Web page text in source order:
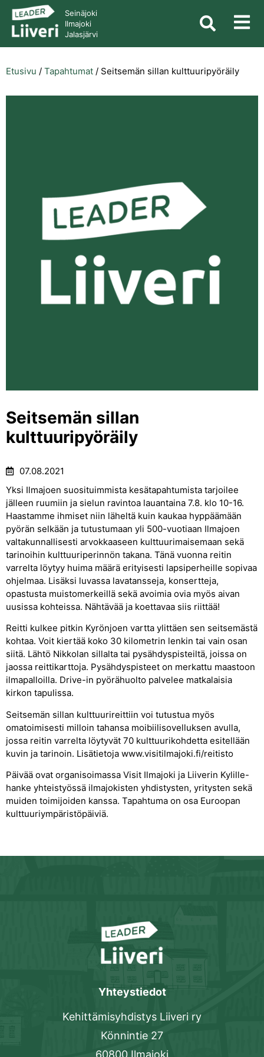
Seinäjoki
Ilmajoki
Jalasjärvi
Etusivu / Tapahtumat / Seitsemän sillan kulttuuripyöräily
Seitsemän sillan
kulttuuripyöräily
07.08.2021
Yksi Ilmajoen suosituimmista kesätapahtumista tarjoilee
jälleen ruumiin ja sielun ravintoa lauantaina 7.8. klo 10-16.
Haastamme ihmiset niin läheltä kuin kaukaa hyppäämään
pyörän selkään ja tutustumaan yli 500-vuotiaan Ilmajoen
valtakunnallisesti arvokkaaseen kulttuurimaisemaan sekä
tarinoihin kulttuuriperinnön takana. Tänä vuonna reitin
varrelta löytyy huima määrä erityisesti lapsiperheille sopivaa
ohjelmaa. Lisäksi luvassa lavatansseja, konsertteja,
opastusta muistomerkeillä sekä avoimia ovia myös aivan
uusissa kohteissa. Nähtävää ja koettavaa siis riittää!
Reitti kulkee pitkin Kyrönjoen vartta ylittäen sen seitsemästä
kohtaa. Voit kiertää koko 30 kilometrin lenkin tai vain osan
siitä. Lähtö Nikkolan sillalta tai pysähdyspisteiltä, joissa on
jaossa reittikarttoja. Pysähdyspisteet on merkattu maastoon
ilmapalloilla. Drive-in pyörähuolto palvelee matkalaisia
kirkon tapulissa.
Seitsemän sillan kulttuurireittiin voi tutustua myös
omatoimisesti milloin tahansa moibiilisovelluksen avulla,
jossa reitin varrelta löytyvät 70 kulttuurikohdetta esitellään
kuvin ja tarinoin. Lisätietoja www.visitilmajoki.fi/reitisto
Päivää ovat organisoimassa Visit Ilmajoki ja Liiverin Kylille-
hanke yhteistyössä ilmajokisten yhdistysten, yritysten sekä
muiden toimijoiden kanssa. Tapahtuma on osa Euroopan
kulttuuriympäristöpäiviä.
Yhteystiedot
Kehittämisyhdistys Liiveri ry
Könnintie 27
60800 Ilmajoki